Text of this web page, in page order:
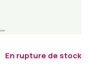
En rupture de stock